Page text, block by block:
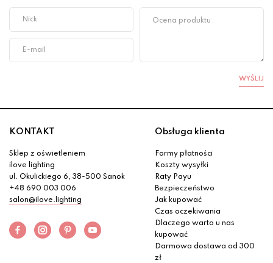
WYŚLIJ
KONTAKT
Sklep z oświetleniem
ilove lighting
ul. Okulickiego 6, 38-500 Sanok
+48 690 003 006
salon@ilove.lighting
Obsługa klienta
Formy płatności
Koszty wysyłki
Raty Payu
Bezpieczeństwo
Jak kupować
Czas oczekiwania
Dlaczego warto u nas
kupować
Darmowa dostawa od 300
zł